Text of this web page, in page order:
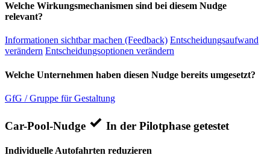
Welche Wirkungsmechanismen sind bei diesem Nudge
relevant?
Informationen sichtbar machen (Feedback) Entscheidungsaufwand
verändern Entscheidungsoptionen verändern
Welche Unternehmen haben diesen Nudge bereits umgesetzt?
GfG / Gruppe für Gestaltung
Car-Pool-Nudge In der Pilotphase getestet
Individuelle Autofahrten reduzieren